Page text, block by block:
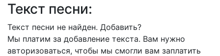
Текст песни:
Текст песни не найден. Добавить?
Мы платим за добавление текста. Вам нужно
авторизоваться, чтобы мы смогли вам заплатить